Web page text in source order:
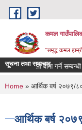
Skip to main content
कमल
"समृद्ध कमल
सूचना तथा समाचार
बाली बीमा गर्ने
You are
Home » आर्थिक बर्ष २०७९/
आर्थिक बर्ष